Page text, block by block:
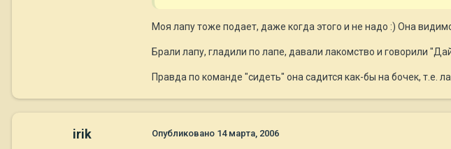
Моя лапу тоже подает, даже когда этого и не надо :) Она
Брали лапу, гладили по лапе, давали лакомство и говорили
Правда по команде "сидеть" она садится как-бы на бочек, т.е.
irik Опубликовано 14 марта, 2006